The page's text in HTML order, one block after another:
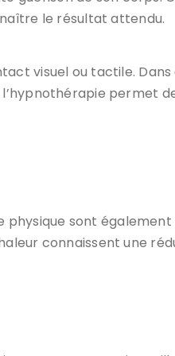
le résultat attendu.
visuel ou tactile. Dans
permet
physique sont
connaissent une